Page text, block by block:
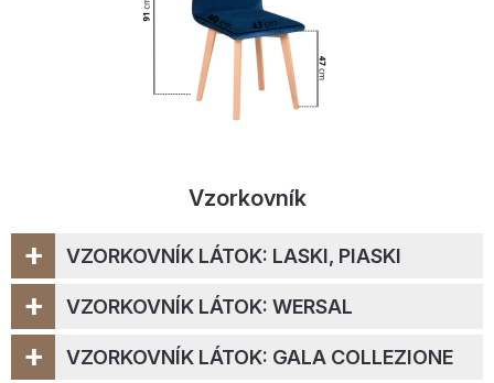
Vzorkovník
VZORKOVNÍK LÁTOK: LASKI, PIASKI
+
VZORKOVNÍK LÁTOK: WERSAL
+
VZORKOVNÍK LÁTOK: GALA COLLEZIONE
+